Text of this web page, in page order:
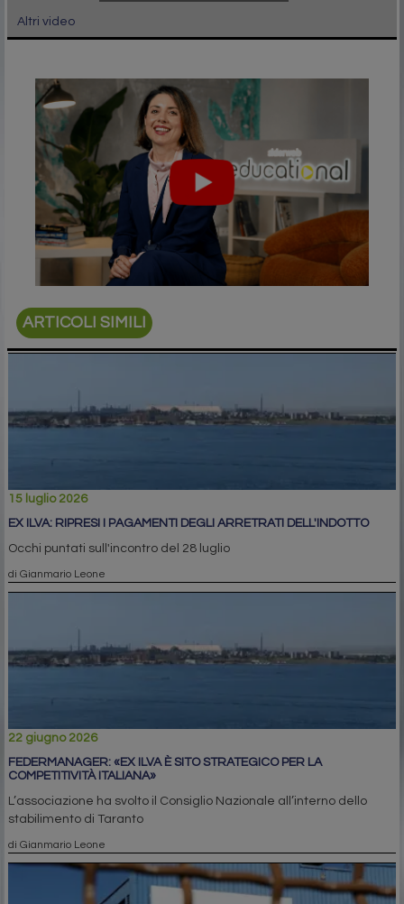
Altri video
ARTICOLI SIMILI
15 luglio 2026
EX ILVA: RIPRESI I PAGAMENTI DEGLI ARRETRATI DELL'INDOTTO
Occhi puntati sull'incontro del 28 luglio
di Gianmario Leone
22 giugno 2026
FEDERMANAGER: «EX ILVA È SITO STRATEGICO PER LA
COMPETITIVITÀ ITALIANA»
L’associazione ha svolto il Consiglio Nazionale all’interno dello
stabilimento di Taranto
di Gianmario Leone